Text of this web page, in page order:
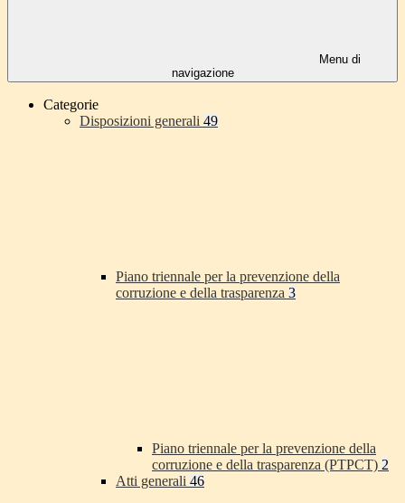
Menu di
navigazione
Categorie
Disposizioni generali 49
Piano triennale per la prevenzione della
corruzione e della trasparenza 3
Piano triennale per la prevenzione della
corruzione e della trasparenza (PTPCT) 2
Atti generali 46